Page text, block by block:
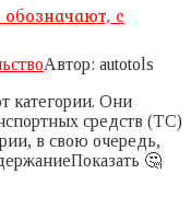
с
Автор: autotols
категории. Они
средств (ТС)
в свою очередь,
🤔